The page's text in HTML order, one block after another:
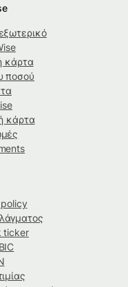
κάρτα
ποσού
κάρτα
ticker